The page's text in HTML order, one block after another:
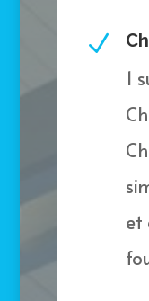
N
1
et